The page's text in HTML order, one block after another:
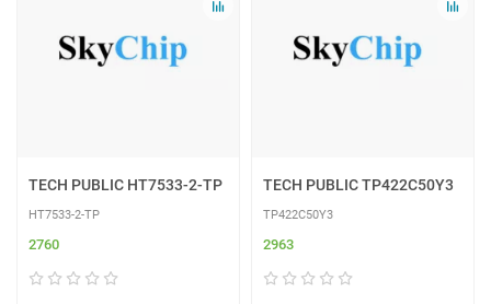
TECH PUBLIC HT7533-2-TP
HT7533-2-TP
2760
TECH PUBLIC TP422C50Y3
TP422C50Y3
2963